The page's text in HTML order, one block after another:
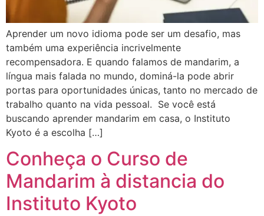
Aprender um novo idioma pode ser um desafio, mas
também uma experiência incrivelmente
recompensadora. E quando falamos de mandarim, a
língua mais falada no mundo, dominá-la pode abrir
portas para oportunidades únicas, tanto no mercado de
trabalho quanto na vida pessoal. Se você está
buscando aprender mandarim em casa, o Instituto
Kyoto é a escolha […]
Conheça o Curso de
Mandarim à distancia do
Instituto Kyoto